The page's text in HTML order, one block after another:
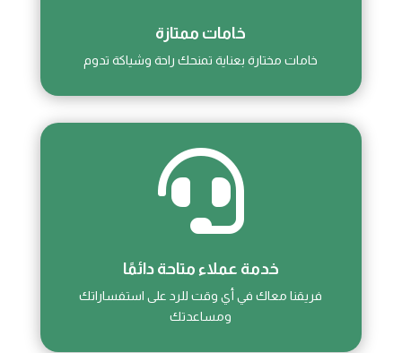
خامات ممتازة
خامات مختارة بعناية تمنحك راحة وشياكة تدوم

خدمة عملاء متاحة دائمًا
فريقنا معاك في أي وقت للرد على استفساراتك
ومساعدتك